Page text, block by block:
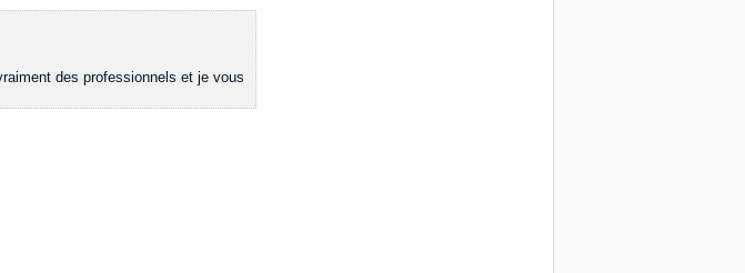
des professionnels et je vous